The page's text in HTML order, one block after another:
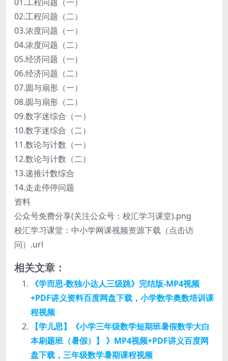
02.工程问题（二）
03.浓度问题（一）
04.浓度问题（二）
05.经济问题（一）
06.经济问题（二）
07.圆与扇形（一）
08.圆与扇形（二）
09.数字迷综合（一）
10.数字迷综合（二）
11.数论与计数（一）
12.数论与计数（二）
13.递推计数综合
14.走走停停问题
资料
公众号免费分享(关注公众号：校汇学习课堂).png
校汇学习课堂：中小学网课视频资源下载（点击访
问）.url
相关文章：
《学而思-数独小达人三级跳》完结版-MP4视频
+PDF讲义资料百度网盘下载，小学数学奥数培训课
程视频
【学儿思】《小学三年级数学短期班暑假数学大白
本刷题班（暑假）】 》MP4视频+PDF讲义百度网
盘下载，三年级数学暑期课程视频